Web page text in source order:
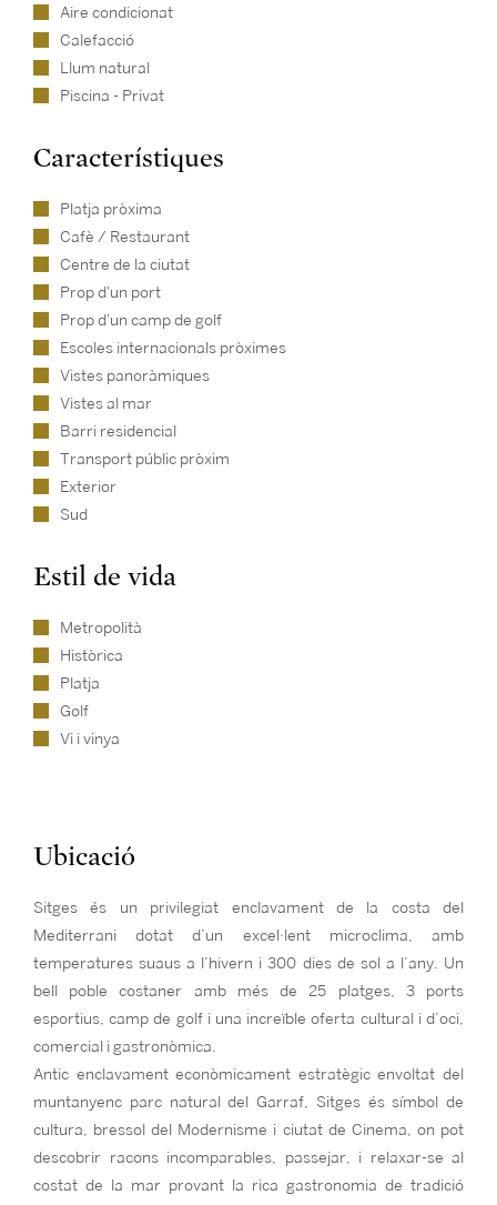
Aire condicionat
Calefacció
Llum natural
Piscina - Privat
Característiques
Platja pròxima
Cafè / Restaurant
Centre de la ciutat
Prop d'un port
Prop d'un camp de golf
Escoles internacionals pròximes
Vistes panoràmiques
Vistes al mar
Barri residencial
Transport públic pròxim
Exterior
Sud
Estil de vida
Metropolità
Històrica
Platja
Golf
Vi i vinya
Ubicació
Sitges és un privilegiat enclavament de la costa del
Mediterrani dotat d’un excel·lent microclima, amb
temperatures suaus a l’hivern i 300 dies de sol a l’any. Un
bell poble costaner amb més de 25 platges, 3 ports
esportius, camp de golf i una increïble oferta cultural i d’oci,
comercial i gastronòmica.
Antic enclavament econòmicament estratègic envoltat del
muntanyenc parc natural del Garraf, Sitges és símbol de
cultura, bressol del Modernisme i ciutat de Cinema, on pot
descobrir racons incomparables, passejar, i relaxar-se al
costat de la mar provant la rica gastronomia de tradició